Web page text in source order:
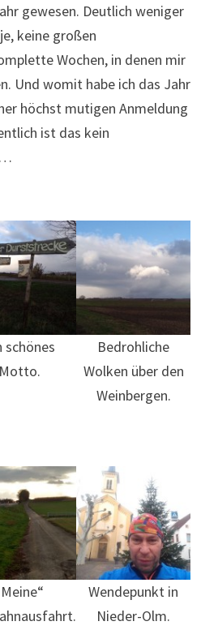
gewesen. Deutlich weniger
keine großen
Wochen, in denen mir
Und womit habe ich das Jahr
höchst mutigen Anmeldung
ist das kein
schönes
Motto.
Bedrohliche
Wolken über den
Weinbergen.
Wendepunkt in
Nieder-Olm.